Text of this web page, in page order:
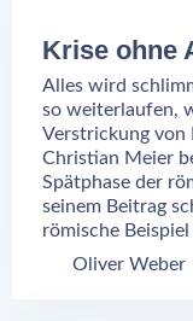
Krise ohne
Alles wird
so weiterlaufen,
Verstrickung von
Christian Meier
Spätphase der
seinem Beitrag
römische
Oliver Weber